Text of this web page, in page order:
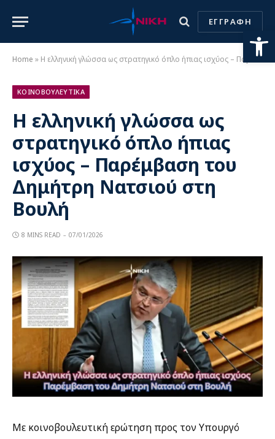
ΕΓΓΡΑΦΗ
Home » Η ελληνική γλώσσα ως στρατηγικό όπλο ήπιας ισχύος – Παρέμβαση του Δημήτρη Νατσιού στη Βουλή
ΚΟΙΝΟΒΟΥΛΕΥΤΙΚΑ
Η ελληνική γλώσσα ως
στρατηγικό όπλο ήπιας
ισχύος – Παρέμβαση του
Δημήτρη Νατσιού στη
Βουλή
8 MINS READ 07/01/2026
Με κοινοβουλευτική ερώτηση προς τον Υπουργό